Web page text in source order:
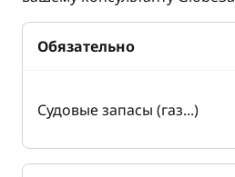
Обязательно
Судовые запасы (газ...)